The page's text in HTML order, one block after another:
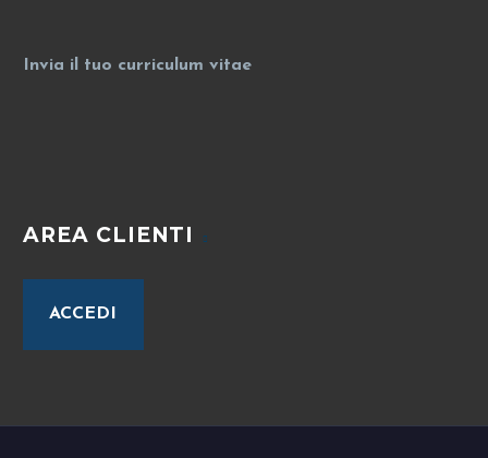
Invia il tuo curriculum vitae
AREA CLIENTI
ACCEDI